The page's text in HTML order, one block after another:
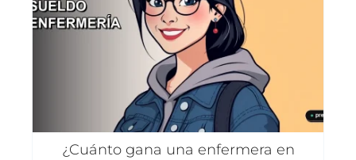
¿Cuánto gana una enfermera en